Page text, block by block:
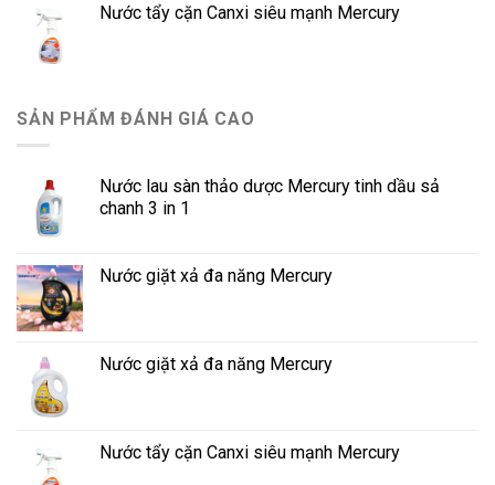
Nước tẩy cặn Canxi siêu mạnh Mercury
SẢN PHẨM ĐÁNH GIÁ CAO
Nước lau sàn thảo dược Mercury tinh dầu sả
chanh 3 in 1
Nước giặt xả đa năng Mercury
Nước giặt xả đa năng Mercury
Nước tẩy cặn Canxi siêu mạnh Mercury